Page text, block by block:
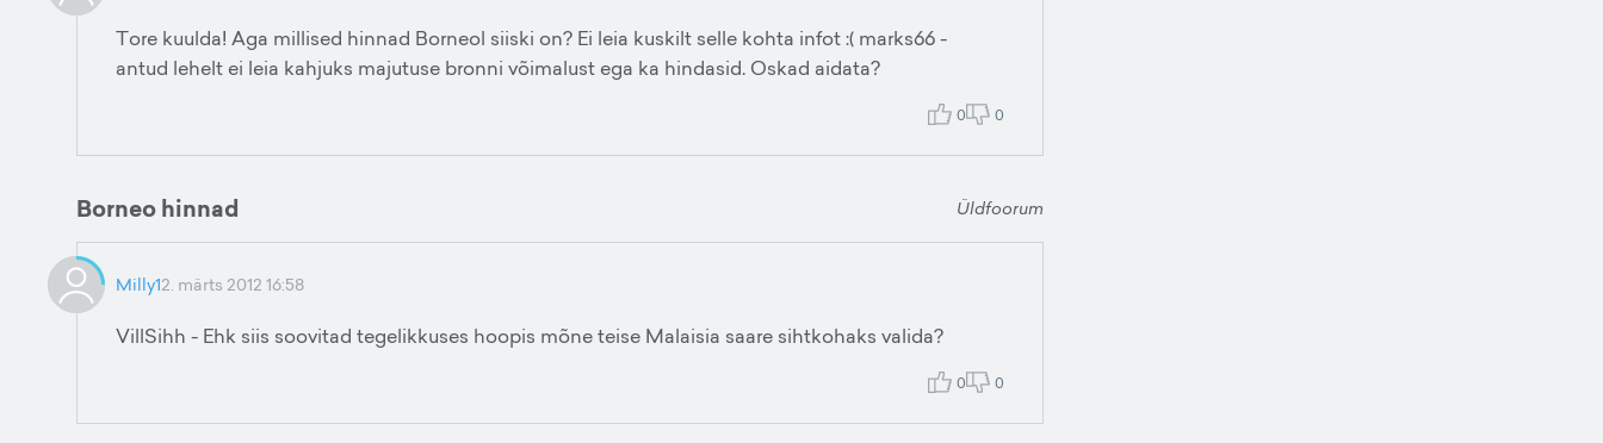
Tore kuulda! Aga millised hinnad Borneol siiski on? Ei leia kuskilt selle kohta infot :( marks66 -
antud lehelt ei leia kahjuks majutuse bronni võimalust ega ka hindasid. Oskad aidata?
0 0
Borneo hinnad Üldfoorum
Milly12. märts 2012 16:58
VillSihh - Ehk siis soovitad tegelikkuses hoopis mõne teise Malaisia saare sihtkohaks valida?
0 0